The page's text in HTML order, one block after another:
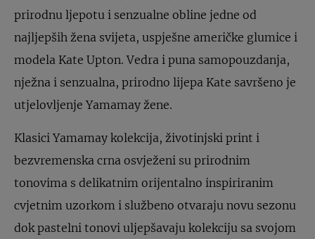
prirodnu ljepotu i senzualne obline jedne od
najljepših žena svijeta, uspješne američke glumice i
modela Kate Upton. Vedra i puna samopouzdanja,
nježna i senzualna, prirodno lijepa Kate savršeno je
utjelovljenje Yamamay žene.
Klasici Yamamay kolekcija, životinjski print i
bezvremenska crna osvježeni su prirodnim
tonovima s delikatnim orijentalno inspiriranim
cvjetnim uzorkom i službeno otvaraju novu sezonu
dok pastelni tonovi uljepšavaju kolekciju sa svojom